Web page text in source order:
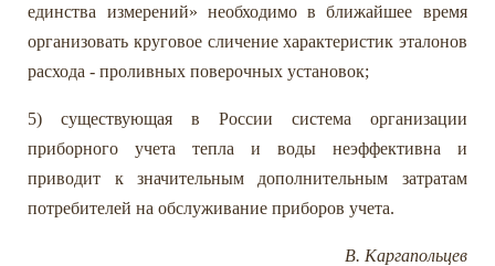
единства измерений» необходимо в ближайшее время
организовать круговое сличение характеристик эталонов
расхода - проливных поверочных установок;
5) существующая в России система организации
приборного учета тепла и воды неэффективна и
приводит к значительным дополнительным затратам
потребителей на обслуживание приборов учета.
В. Каргапольцев